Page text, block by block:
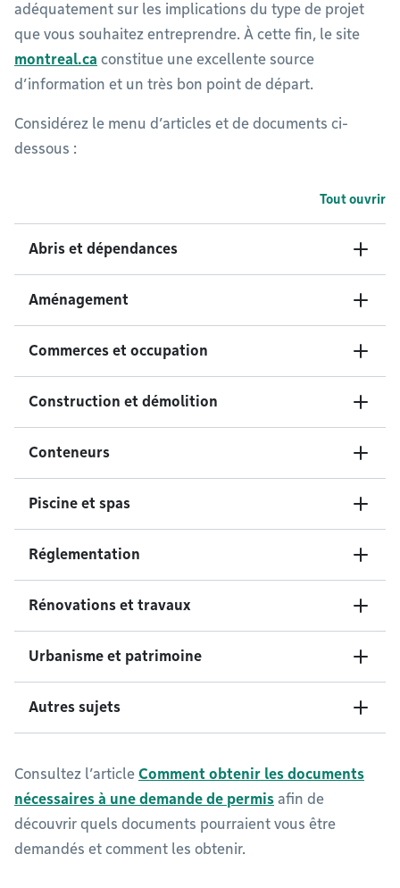
adéquatement sur les implications du type de projet
que vous souhaitez entreprendre. À cette fin, le site
montreal.ca constitue une excellente source
d’information et un très bon point de départ.
Considérez le menu d’articles et de documents ci-
dessous :
Tout ouvrir
Abris et dépendances
Aménagement
Commerces et occupation
Construction et démolition
Conteneurs
Piscine et spas
Réglementation
Rénovations et travaux
Urbanisme et patrimoine
Autres sujets
Consultez l’article Comment obtenir les documents
nécessaires à une demande de permis afin de
découvrir quels documents pourraient vous être
demandés et comment les obtenir.